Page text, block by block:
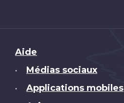
Brand
Aide
• Médias sociaux
• Applications mobiles